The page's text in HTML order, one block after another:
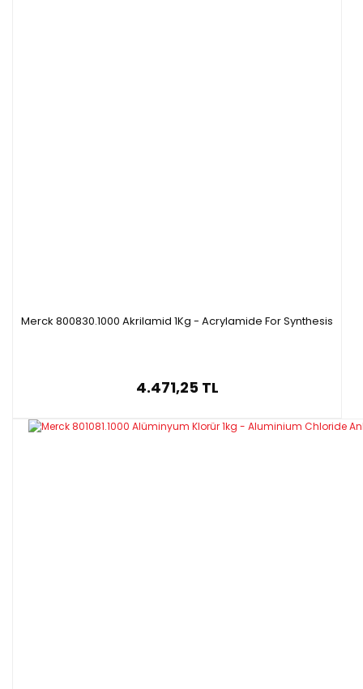
Merck 800830.1000 Akrilamid 1Kg - Acrylamide For Synthesis
4.471,25 TL